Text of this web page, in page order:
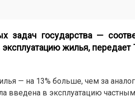
задач государства —
жилья, передает
— на 13% больше, чем за
введена в эксплуатацию